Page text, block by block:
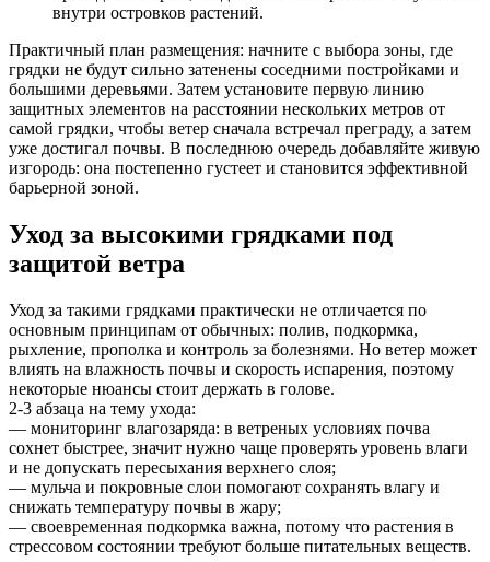
внутри островков растений.
Практичный план размещения: начните с выбора зоны, где
грядки не будут сильно затенены соседними постройками и
большими деревьями. Затем установите первую линию
защитных элементов на расстоянии нескольких метров от
самой грядки, чтобы ветер сначала встречал преграду, а затем
уже достигал почвы. В последнюю очередь добавляйте живую
изгородь: она постепенно густеет и становится эффективной
барьерной зоной.
Уход за высокими грядками под
защитой ветра
Уход за такими грядками практически не отличается по
основным принципам от обычных: полив, подкормка,
рыхление, прополка и контроль за болезнями. Но ветер может
влиять на влажность почвы и скорость испарения, поэтому
некоторые нюансы стоит держать в голове.
2-3 абзаца на тему ухода:
— мониторинг влагозаряда: в ветреных условиях почва
сохнет быстрее, значит нужно чаще проверять уровень влаги
и не допускать пересыхания верхнего слоя;
— мульча и покровные слои помогают сохранять влагу и
снижать температуру почвы в жару;
— своевременная подкормка важна, потому что растения в
стрессовом состоянии требуют больше питательных веществ.